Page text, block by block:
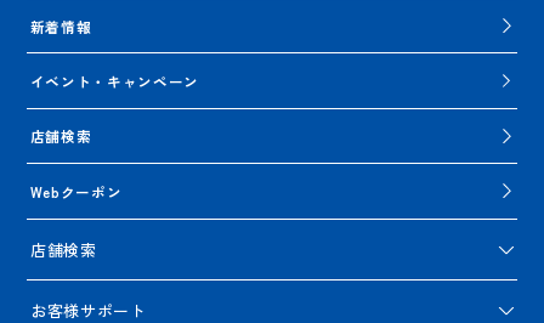
新着情報
イベント・キャンペーン
店舗検索
Webクーポン
店舗検索
お客様サポート